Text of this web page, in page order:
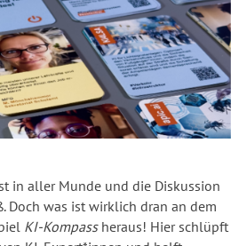
in aller Munde und die Diskussion
Doch was ist wirklich dran an dem
KI-Kompassheraus! Hier schlüpft